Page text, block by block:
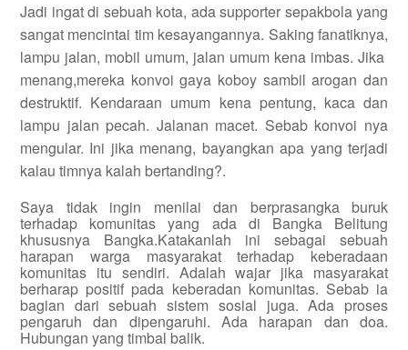
Jadi ingat di sebuah kota, ada supporter sepakbola yang
sangat mencintai tim kesayangannya. Saking fanatiknya,
lampu jalan, mobil umum, jalan umum kena imbas. Jika
menang,mereka konvoi gaya koboy sambil arogan dan
destruktif. Kendaraan umum kena pentung, kaca dan
lampu jalan pecah. Jalanan macet. Sebab konvoi nya
mengular. Ini jika menang, bayangkan apa yang terjadi
kalau timnya kalah bertanding?.
Saya tidak ingin menilai dan berprasangka buruk
terhadap komunitas yang ada di Bangka Belitung
khususnya Bangka.Katakanlah ini sebagai sebuah
harapan warga masyarakat terhadap keberadaan
komunitas itu sendiri. Adalah wajar jika masyarakat
berharap positif pada keberadan komunitas. Sebab ia
bagian dari sebuah sistem sosial juga. Ada proses
pengaruh dan dipengaruhi. Ada harapan dan doa.
Hubungan yang timbal balik.